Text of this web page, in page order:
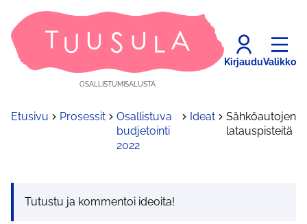
OSALLISTUMISALUSTA
KirjauduValikko
Etusivu Prosessit
Osallistuva
budjetointi
2022
Ideat
Sähköautojen
latauspisteitä
Tutustu ja kommentoi ideoita!